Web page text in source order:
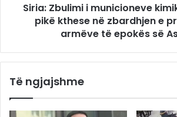
Siria: Zbulimi i municioneve
pikë kthese në zbardhjen e
armëve të epokës së
Të ngjajshme